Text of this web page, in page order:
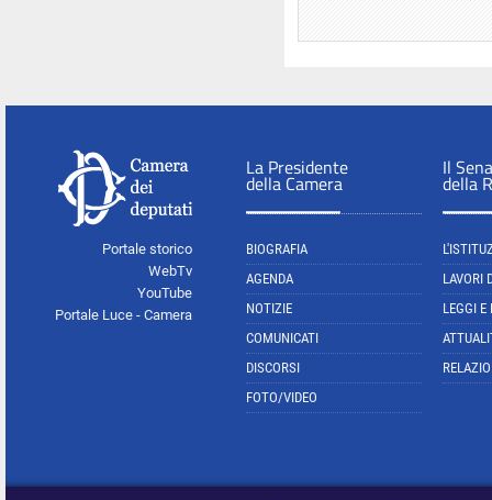
Portale storico
WebTv
YouTube
Portale Luce - Camera
La Presidente
della Camera
BIOGRAFIA
AGENDA
NOTIZIE
COMUNICATI
DISCORSI
FOTO/VIDEO
Il
della
LAVORI
LEGGI E